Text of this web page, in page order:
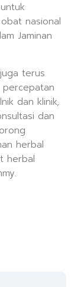
nasional
Jaminan
terus
percepatan
dan klinik,
dan
herbal
herbal